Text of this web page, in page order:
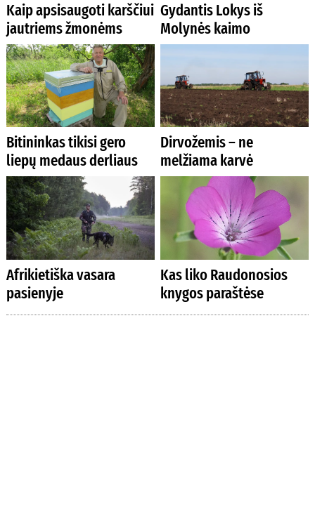
Kaip apsisaugoti karščiui
jautriems žmonėms
Gydantis Lokys iš
Molynės kaimo
Bitininkas tikisi gero
liepų medaus derliaus
Dirvožemis – ne
melžiama karvė
Afrikietiška vasara
pasienyje
Kas liko Raudonosios
knygos paraštėse